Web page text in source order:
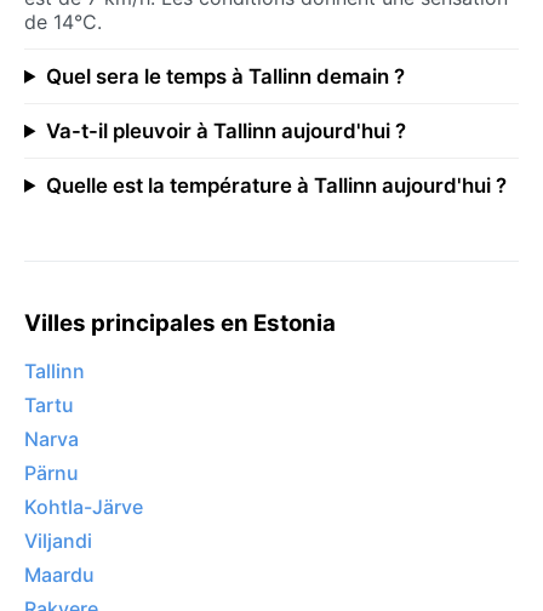
de 14°C.
Quel sera le temps à Tallinn demain ?
Va-t-il pleuvoir à Tallinn aujourd'hui ?
Quelle est la température à Tallinn aujourd'hui ?
Villes principales en Estonia
Tallinn
Tartu
Narva
Pärnu
Kohtla-Järve
Viljandi
Maardu